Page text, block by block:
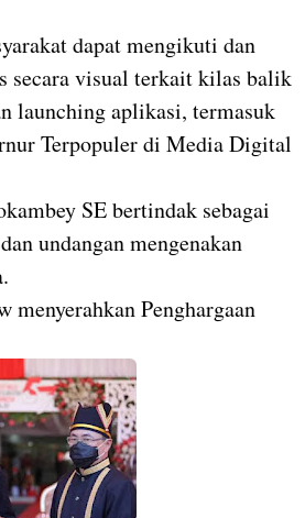
dapat mengikuti dan
secara visual terkait kilas balik
launching aplikasi, termasuk
Terpopuler di Media Digital
SE bertindak sebagai
undangan mengenakan
Penghargaan